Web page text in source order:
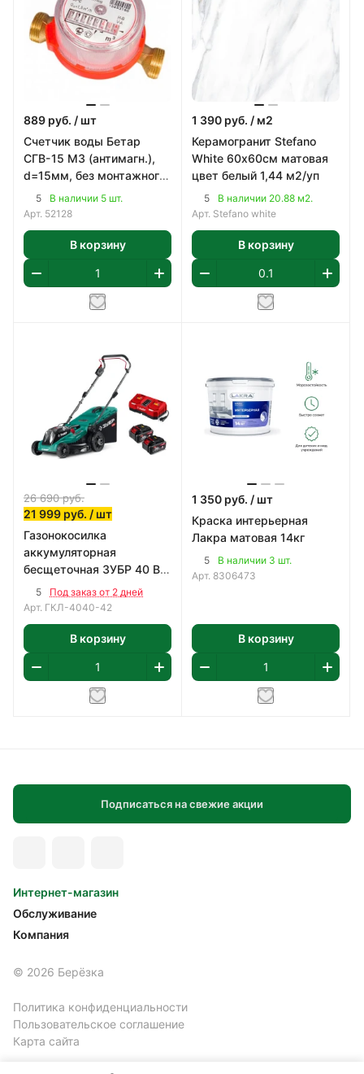
889 руб. / шт
Счетчик воды Бетар
СГВ-15 МЗ (антимагн.),
d=15мм, без монтажного
комплекта
5
В наличии 5 шт.
Арт. 52128
В корзину
1 390 руб. / м2
Керамогранит Stefano
White 60х60см матовая
цвет белый 1,44 м2/уп
5
В наличии 20.88 м2.
Арт. Stefano white
В корзину
26 690руб.
21 999 руб. / шт
Газонокосилка
аккумуляторная
бесщеточная ЗУБР 40 В
(2x20В), 400 мм
5
Под заказ от 2 дней
Арт. ГКЛ-4040-42
В корзину
1 350 руб. / шт
Краска интерьерная
Лакра матовая 14кг
5
В наличии 3 шт.
Арт. 8306473
В корзину
Подписаться на свежие акции
Интернет-магазин
Обслуживание
Компания
© 2026 Берёзка
Политика конфиденциальности
Пользовательское соглашение
Карта сайта